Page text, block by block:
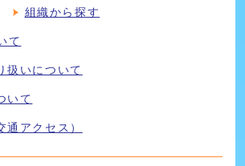
組織から探す
て
扱いについて
いて
通アクセス）